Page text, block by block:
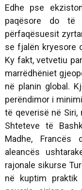
Edhe pse
paqësore do të
përfaqësuesit
se fjalën kryesore
Ky fakt, vetvetiu
marrëdhëniet
në planin global.
perëndimor i
të qeverisë në Siri,
Shteteve të
Madhe,
aleancës
rajonale sikurse
në kuptim